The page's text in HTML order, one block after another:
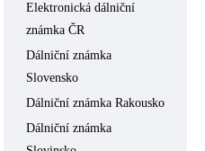
Elektronická dálniční
známka ČR
Dálniční známka
Slovensko
Dálniční známka Rakousko
Dálniční známka